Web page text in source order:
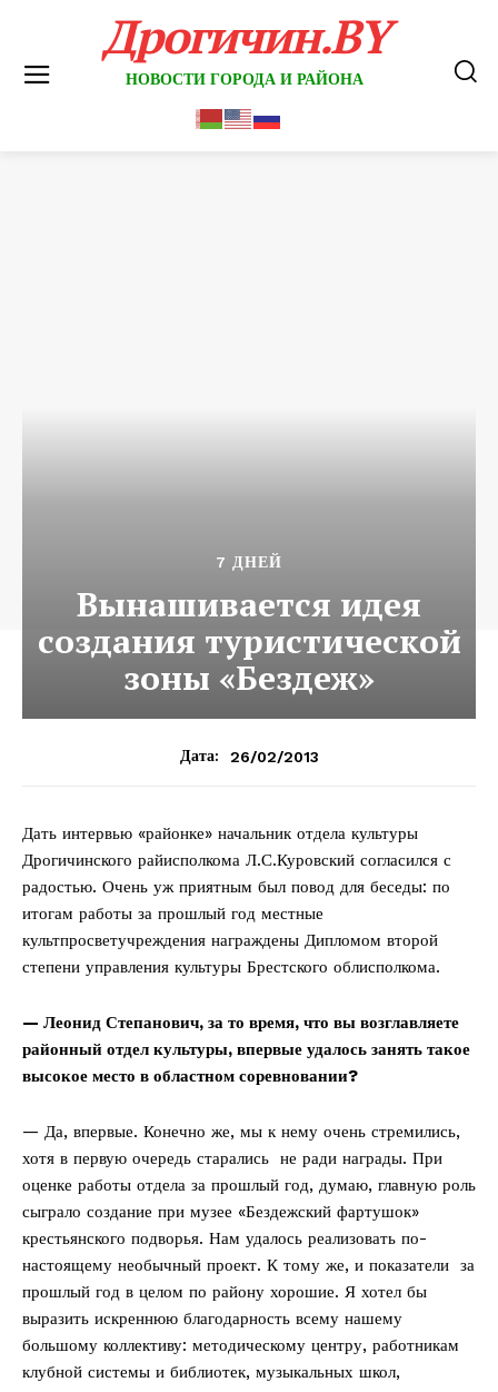
Дрогичин.BY
НОВОСТИ ГОРОДА И РАЙОНА
7 ДНЕЙ
Вынашивается идея
создания туристической
зоны «Бездеж»
Дата: 26/02/2013
Дать интервью «районке» начальник отдела культуры
Дрогичинского райисполкома Л.С.Куровский согласился с
радостью. Очень уж приятным был повод для беседы: по
итогам работы за прошлый год местные
культпросветучреждения награждены Дипломом второй
степени управления культуры Брестского облисполкома.
— Леонид Степанович, за то время, что вы возглавляете
районный отдел культуры, впервые удалось занять такое
высокое место в областном соревновании?
— Да, впервые. Конечно же, мы к нему очень стремились,
хотя в первую очередь старались не ради награды. При
оценке работы отдела за прошлый год, думаю, главную роль
сыграло создание при музее «Бездежский фартушок»
крестьянского подворья. Нам удалось реализовать по-
настоящему необычный проект. К тому же, и показатели за
прошлый год в целом по району хорошие. Я хотел бы
выразить искреннюю благодарность всему нашему
большому коллективу: методическому центру, работникам
клубной системы и библиотек, музыкальных школ,